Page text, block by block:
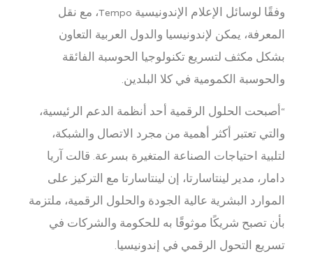
وفقًا لوسائل الإعلام الإندونيسية Tempo، مع نقل
المعرفة، يمكن لإندونيسيا والدول العربية التعاون
بشكل مكثف لتسريع تكنولوجيا الحوسبة الفائقة
والحوسبة الكمومية في كلا البلدين.
“أصبحت الحلول الرقمية أحد أنظمة الدعم الرئيسية،
والتي تعتبر أكثر أهمية من مجرد الاتصال والشبكة،
لتلبية احتياجات الصناعة المتغيرة بسرعة. قالت آريا
دامار، مدير لينتاسارتا، إن لينتاسارتا مع التركيز على
الموارد البشرية عالية الجودة والحلول الرقمية، ملتزمة
بأن تصبح شريكًا موثوقًا به للحكومة والشركات في
تسريع التحول الرقمي في إندونيسيا.